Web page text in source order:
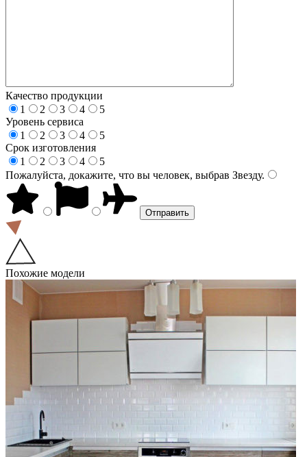
Качество продукции
1
2 3 4
5
Уровень сервиса
1
2 3 4
5
Срок изготовления
1
2 3 4
5
Пожалуйста, докажите, что вы человек, выбрав Звезду.
Похожие модели